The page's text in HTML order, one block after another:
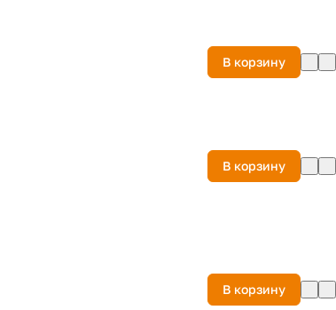
В корзину
В корзину
В корзину